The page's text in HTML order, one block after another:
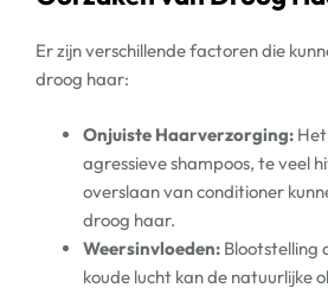
Er zijn verschillende factoren die
droog haar:
Onjuiste Haarverzorging:
agressieve shampoos, te veel
overslaan van conditioner
droog haar.
Weersinvloeden: Blootstelling
koude lucht kan de natuurlijke